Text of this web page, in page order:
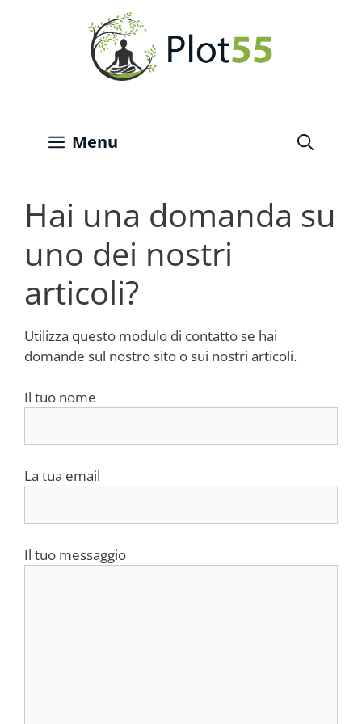
Menu
Hai una domanda su
uno dei nostri
articoli?
Utilizza questo modulo di contatto se hai
domande sul nostro sito o sui nostri articoli.
Il tuo nome
La tua email
Il tuo messaggio